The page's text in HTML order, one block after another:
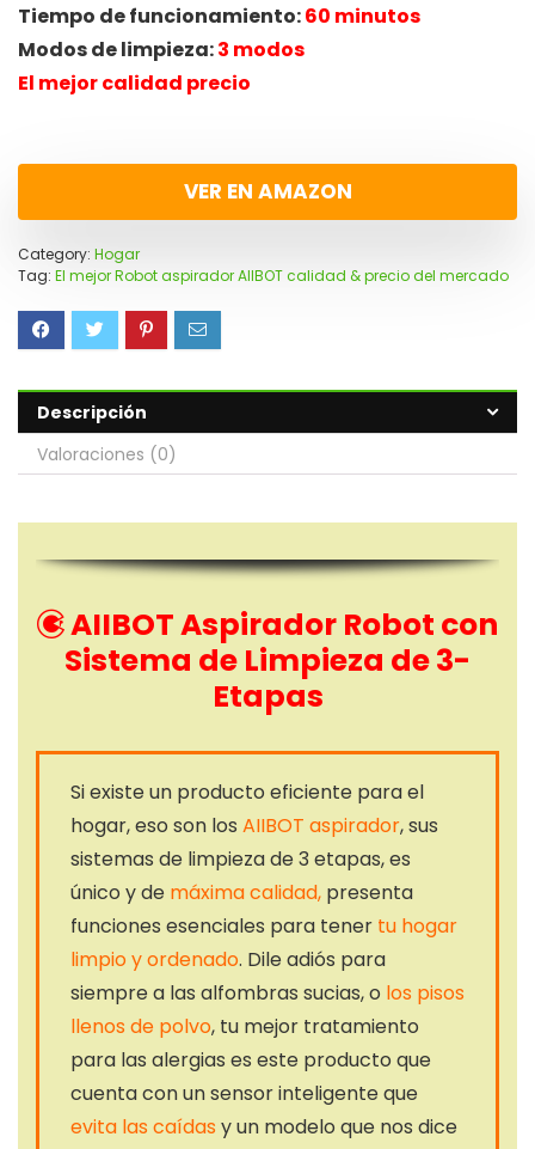
Tiempo de funcionamiento:60 minutos
Modos de limpieza:3 modos
El mejor calidad precio
VER EN AMAZON
Category: Hogar
Tag: El mejor Robot aspirador AIIBOT calidad & precio del mercado
Descripción
Valoraciones (0)
AIIBOT Aspirador Robot con
Sistema de Limpieza de 3-
Etapas
Si existe un producto eficiente para el
hogar, eso son los AIIBOT aspirador, sus
sistemas de limpieza de 3 etapas, es
único y de máxima calidad, presenta
funciones esenciales para tener tu hogar
limpio y ordenado. Dile adiós para
siempre a las alfombras sucias, o los pisos
llenos de polvo, tu mejor tratamiento
para las alergias es este producto que
cuenta con un sensor inteligente que
evita las caídas y un modelo que nos dice